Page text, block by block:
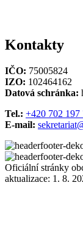
Kontakty
IČO: 75005824
IZO: 102464162
Datová schránka:
Tel.: +420 702 197
E-mail:
Oficiální stránky
aktualizace: 1. 8.